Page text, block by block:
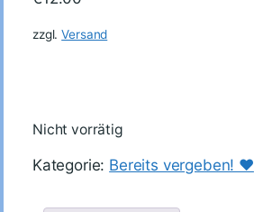
zzgl.Versand
Nicht vorrätig
Kategorie: Bereits vergeben! ♥️